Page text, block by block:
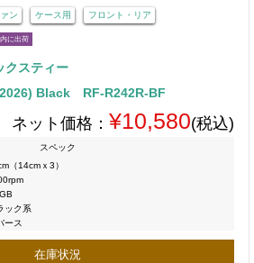
ン ケース用 フロント・リア
に出荷
クスティー
Black RF-R242R-BF
ネット価格： ¥10,580(税込)
スペック
（14cmｘ3）
ック系
ース
在庫状況